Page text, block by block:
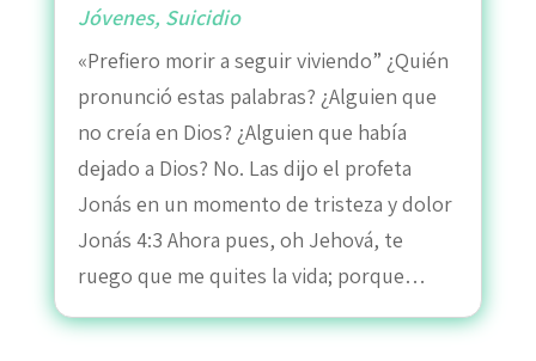
Jóvenes, Suicidio
«Prefiero morir a seguir viviendo” ¿Quién
pronunció estas palabras? ¿Alguien que
no creía en Dios? ¿Alguien que había
dejado a Dios? No. Las dijo el profeta
Jonás en un momento de tristeza y dolor
Jonás 4:3 Ahora pues, oh Jehová, te
ruego que me quites la vida; porque…